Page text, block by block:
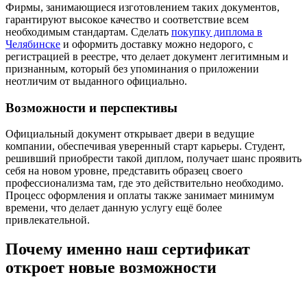
Фирмы, занимающиеся изготовлением таких документов,
гарантируют высокое качество и соответствие всем
необходимым стандартам. Сделать покупку диплома в
Челябинске и оформить доставку можно недорого, с
регистрацией в реестре, что делает документ легитимным и
признанным, который без упоминания о приложении
неотличим от выданного официально.
Возможности и перспективы
Официальный документ открывает двери в ведущие
компании, обеспечивая уверенный старт карьеры. Студент,
решивший приобрести такой диплом, получает шанс проявить
себя на новом уровне, представить образец своего
профессионализма там, где это действительно необходимо.
Процесс оформления и оплаты также занимает минимум
времени, что делает данную услугу ещё более
привлекательной.
Почему именно наш сертификат
откроет новые возможности